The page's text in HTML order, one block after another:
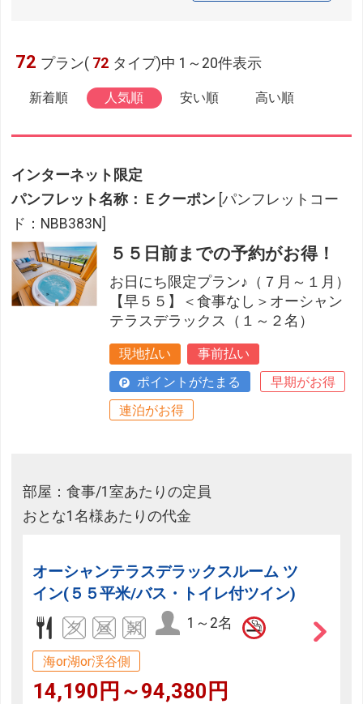
72 プラン( 72 タイプ)中 1～20件表示
新着順 人気順 安い順 高い順
インターネット限定
パンフレット名称：Ｅクーポン [パンフレットコー
ド：NBB383N]
５５日前までの予約がお得！
お日にち限定プラン♪（７月～１月）
【早５５】＜食事なし＞オーシャン
テラスデラックス（１～２名）
現地払い
事前払い
ポイントがたまる
早期がお得
連泊がお得
部屋：食事/1室あたりの定員
おとな1名様あたりの代金
オーシャンテラスデラックスルーム ツ
イン(５５平米/バス・トイレ付ツイン)
1～2名
海or湖or渓谷側
14,190円～94,380円